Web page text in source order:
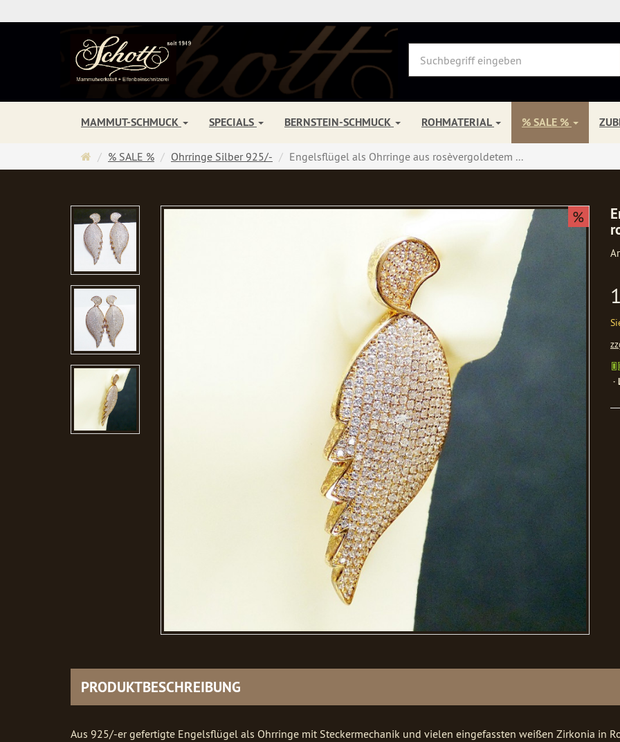
MAMMUT-SCHMUCK SPECIALS BERNSTEIN-SCHMUCK ROHMATERIAL % SALE %
Startseite
% SALE % Ohrringe Silber 925/- Engelsflügel als Ohrringe aus rosèvergoldetem ...
%
PRODUKTBESCHREIBUNG
Aus 925/-er gefertigte Engelsflügel als Ohrringe mit Steckermechanik und vielen eingefassten weißen Zirkonia in